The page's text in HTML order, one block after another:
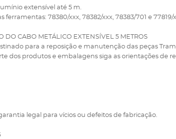
extensível até 5 m.
ferramentas: 78380/xxx, 78382/xxx, 78383/701 e 77819/
DO CABO METÁLICO EXTENSÍVEL 5 METROS
para a reposição e manutenção das peças
dos produtos e embalagens siga as orientações de
legal para vícios ou defeitos de fabricação.